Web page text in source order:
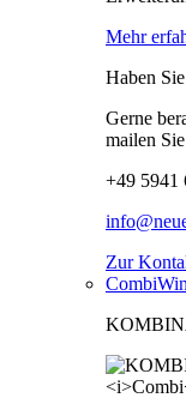
Mehr
Haben
Gerne
mailen
+49 5941
Zur